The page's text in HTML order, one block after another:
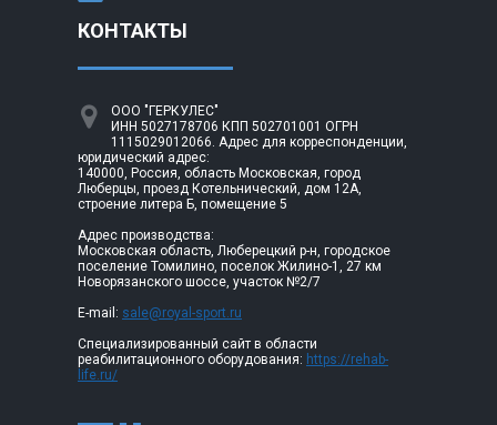
КОНТАКТЫ
ООО "ГЕРКУЛЕС"
ИНН 5027178706 КПП 502701001 ОГРН
1115029012066. Адрес для корреспонденции,
юридический адрес:
140000, Россия, область Московская, город
Люберцы, проезд Котельнический, дом 12А,
строение литера Б, помещение 5
Адрес производства:
Московская область, Люберецкий р-н, городское
поселение Томилино, поселок Жилино-1, 27 км
Новорязанского шоссе, участок №2/7
E-mail: sale@royal-sport.ru
Специализированный сайт в области
реабилитационного оборудования: https://rehab-
life.ru/